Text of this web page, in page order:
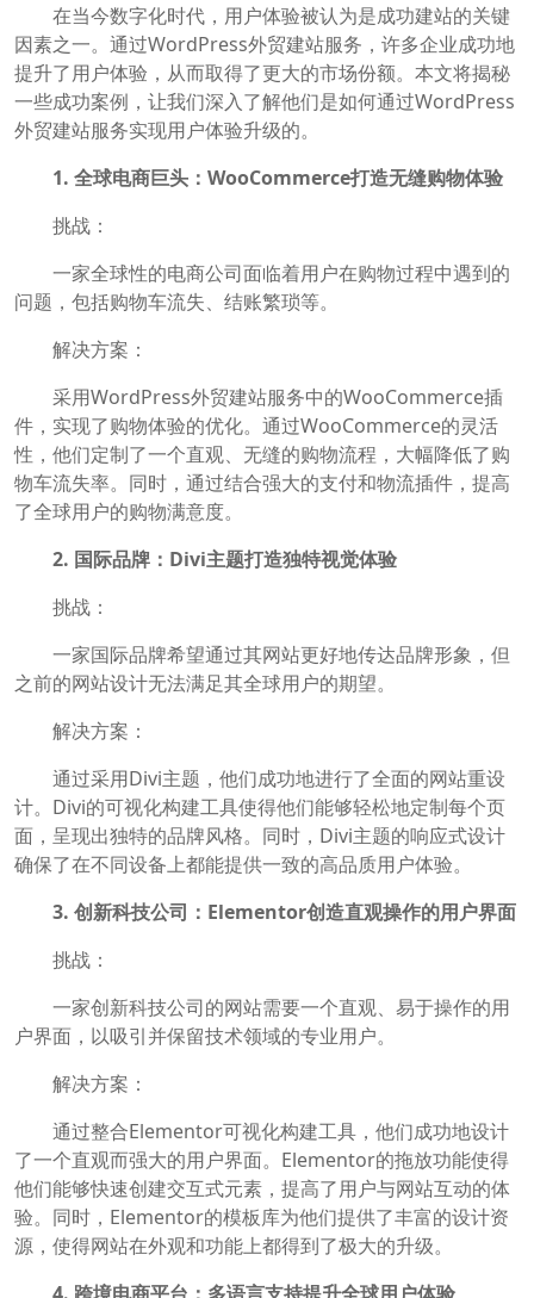
在当今数字化时代，用户体验被认为是成功建站的关键
因素之一。通过WordPress外贸建站服务，许多企业成功地
提升了用户体验，从而取得了更大的市场份额。本文将揭秘
一些成功案例，让我们深入了解他们是如何通过WordPress
外贸建站服务实现用户体验升级的。
1. 全球电商巨头：WooCommerce打造无缝购物体验
挑战：
一家全球性的电商公司面临着用户在购物过程中遇到的
问题，包括购物车流失、结账繁琐等。
解决方案：
采用WordPress外贸建站服务中的WooCommerce插
件，实现了购物体验的优化。通过WooCommerce的灵活
性，他们定制了一个直观、无缝的购物流程，大幅降低了购
物车流失率。同时，通过结合强大的支付和物流插件，提高
了全球用户的购物满意度。
2. 国际品牌：Divi主题打造独特视觉体验
挑战：
一家国际品牌希望通过其网站更好地传达品牌形象，但
之前的网站设计无法满足其全球用户的期望。
解决方案：
通过采用Divi主题，他们成功地进行了全面的网站重设
计。Divi的可视化构建工具使得他们能够轻松地定制每个页
面，呈现出独特的品牌风格。同时，Divi主题的响应式设计
确保了在不同设备上都能提供一致的高品质用户体验。
3. 创新科技公司：Elementor创造直观操作的用户界面
挑战：
一家创新科技公司的网站需要一个直观、易于操作的用
户界面，以吸引并保留技术领域的专业用户。
解决方案：
通过整合Elementor可视化构建工具，他们成功地设计
了一个直观而强大的用户界面。Elementor的拖放功能使得
他们能够快速创建交互式元素，提高了用户与网站互动的体
验。同时，Elementor的模板库为他们提供了丰富的设计资
源，使得网站在外观和功能上都得到了极大的升级。